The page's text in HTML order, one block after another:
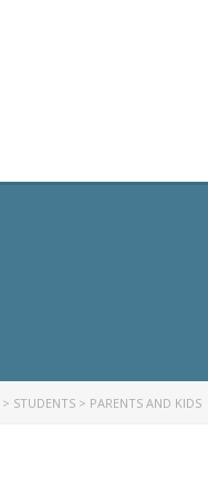
> STUDENTS > PARENTS AND KIDS